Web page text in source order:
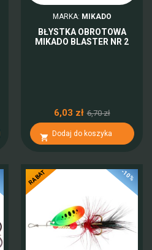
MARKA: MIKADO
BŁYSTKA OBROTOWA
MIKADO BLASTER NR 2
6,03 zł 6,70 zł
 Dodaj do koszyka
-10%
RABAT